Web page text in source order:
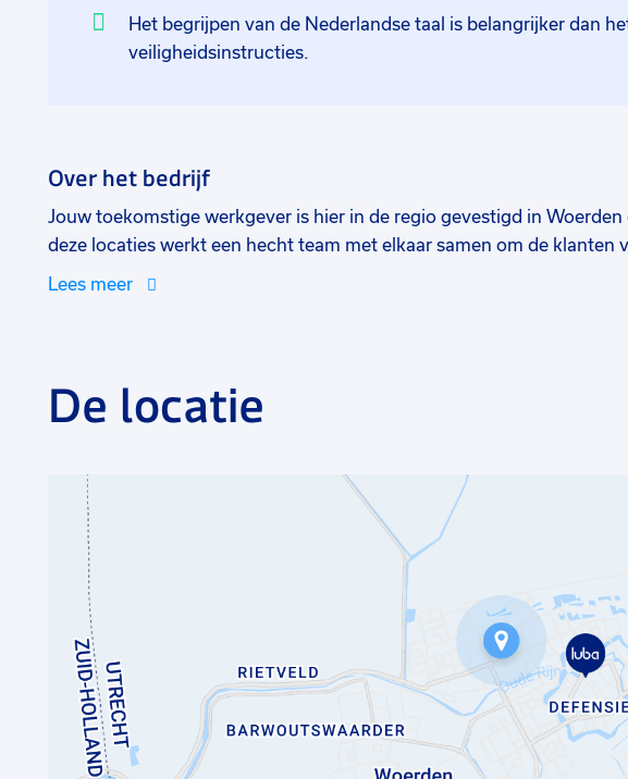
Het begrijpen van de Nederlandse taal is belangrijker dan
veiligheidsinstructies.
Over het bedrijf
Jouw toekomstige werkgever is hier in de regio gevestigd in
deze locaties werkt een hecht team met elkaar samen om de klanten
kunnen voorzien. In Woerden vindt de productie plaats en vanuit
onderdeel uit van een toonaangevende organisatie in
meer dan 9000 medewerkers.
Lees meer
De locatie